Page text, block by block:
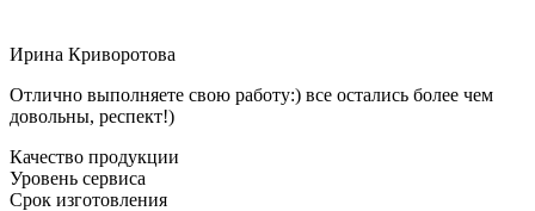
Ирина Криворотова
Отлично выполняете свою работу:) все остались более чем
довольны, респект!)
Качество продукции
Уровень сервиса
Срок изготовления